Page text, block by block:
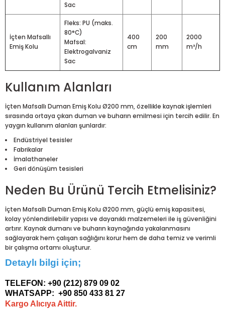
Sac
İçten Mafsallı
Emiş Kolu
Fleks: PU (maks.
80°C)
Mafsal:
Elektrogalvaniz
Sac
400
cm
200
mm
2000
m³/h
Kullanım Alanları
İçten Mafsallı Duman Emiş Kolu Ø200 mm, özellikle kaynak işlemleri
sırasında ortaya çıkan duman ve buharın emilmesi için tercih edilir. En
yaygın kullanım alanları şunlardır:
Endüstriyel tesisler
Fabrikalar
İmalathaneler
Geri dönüşüm tesisleri
Neden Bu Ürünü Tercih Etmelisiniz?
İçten Mafsallı Duman Emiş Kolu Ø200 mm, güçlü emiş kapasitesi,
kolay yönlendirilebilir yapısı ve dayanıklı malzemeleri ile iş güvenliğini
artırır. Kaynak dumanı ve buharın kaynağında yakalanmasını
sağlayarak hem çalışan sağlığını korur hem de daha temiz ve verimli
bir çalışma ortamı oluşturur.
Detaylı bilgi için;
TELEFON: +90 (212) 879 09 02
WHATSAPP: +90 850 433 81 27
Kargo Alıcıya Aittir.